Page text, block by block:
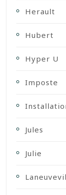
Herault
Hubert
Hyper U
Imposte
Jules
Julie